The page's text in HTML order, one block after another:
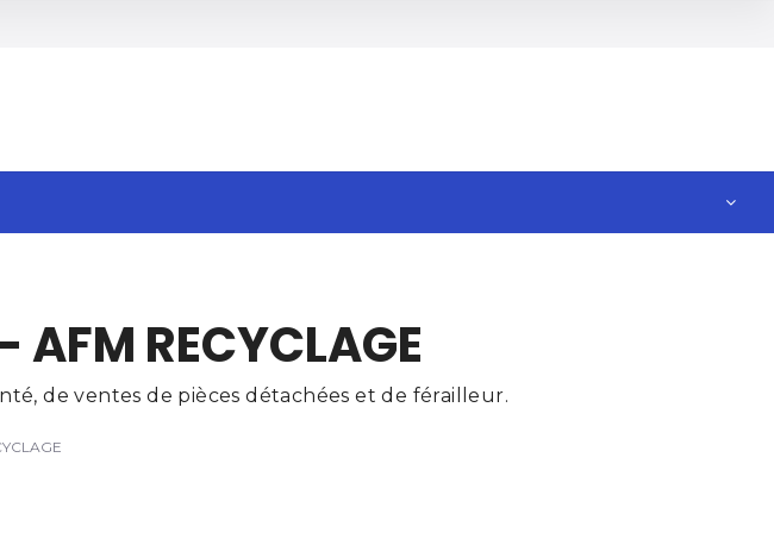
RECYCLAGE
de ventes de pièces détachées et de férailleur.